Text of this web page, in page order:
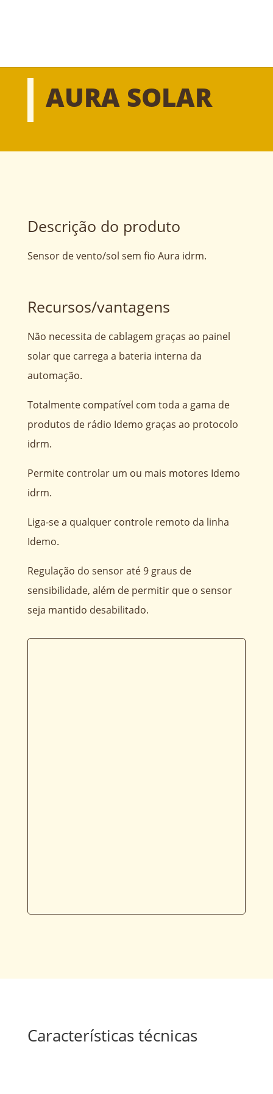
AURA SOLAR
Descrição do produto
Sensor de vento/sol sem fio Aura idrm.
Recursos/vantagens
Não necessita de cablagem graças ao painel
solar que carrega a bateria interna da
automação.
Totalmente compatível com toda a gama de
produtos de rádio Idemo graças ao protocolo
idrm.
Permite controlar um ou mais motores Idemo
idrm.
Liga-se a qualquer controle remoto da linha
Idemo.
Regulação do sensor até 9 graus de
sensibilidade, além de permitir que o sensor
seja mantido desabilitado.
Características técnicas